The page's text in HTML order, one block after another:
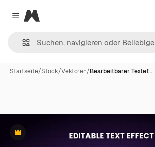
Close menu
Magnific
Startseite/Stock/Vektoren/Bearbeitbarer Textef…
Premium